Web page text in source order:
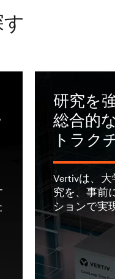
研究を
総合的
トラク
>
Vertivは、
究を、事前
ションで実